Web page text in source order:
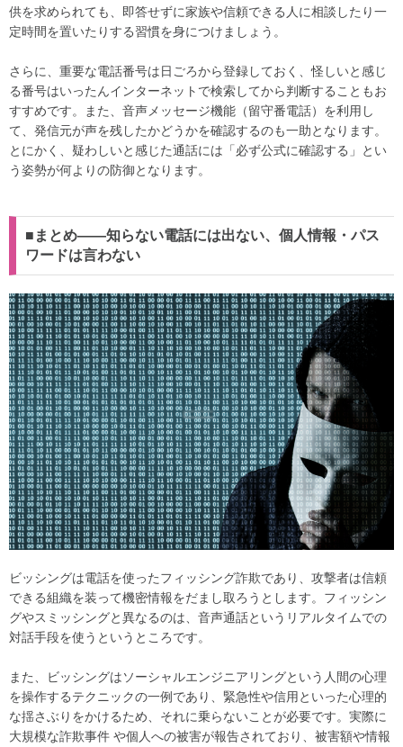
供を求められても、即答せずに家族や信頼できる人に相談したり一
定時間を置いたりする習慣を身につけましょう。
さらに、重要な電話番号は日ごろから登録しておく、怪しいと感じ
る番号はいったんインターネットで検索してから判断することもお
すすめです。また、音声メッセージ機能（留守番電話）を利用し
て、発信元が声を残したかどうかを確認するのも一助となります。
とにかく、疑わしいと感じた通話には「必ず公式に確認する」とい
う姿勢が何よりの防御となります。
■まとめ――知らない電話には出ない、個人情報・パス
ワードは言わない
ビッシングは電話を使ったフィッシング詐欺であり、攻撃者は信頼
できる組織を装って機密情報をだまし取ろうとします。フィッシン
グやスミッシングと異なるのは、音声通話というリアルタイムでの
対話手段を使うというところです。
また、ビッシングはソーシャルエンジニアリングという人間の心理
を操作するテクニックの一例であり、緊急性や信用といった心理的
な揺さぶりをかけるため、それに乗らないことが必要です。実際に
大規模な詐欺事件 や個人への被害が報告されており、被害額や情報